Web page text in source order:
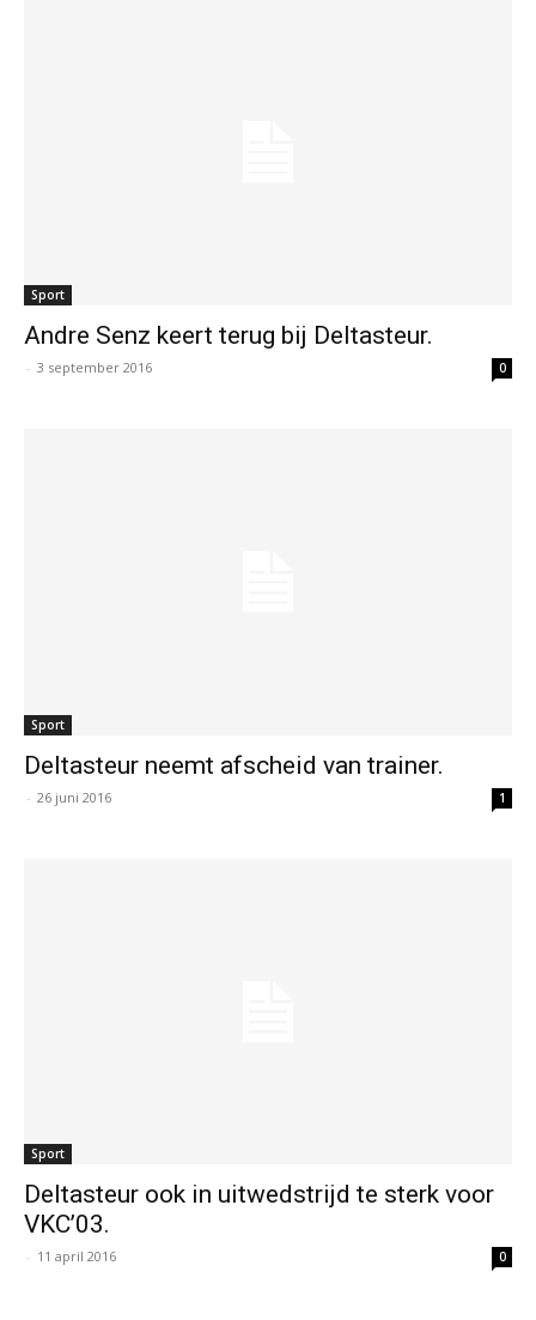
Sport
Andre Senz keert terug bij Deltasteur.
- 3 september 2016 0
Sport
Deltasteur neemt afscheid van trainer.
- 26 juni 2016 1
Sport
Deltasteur ook in uitwedstrijd te sterk voor
VKC’03.
- 11 april 2016 0